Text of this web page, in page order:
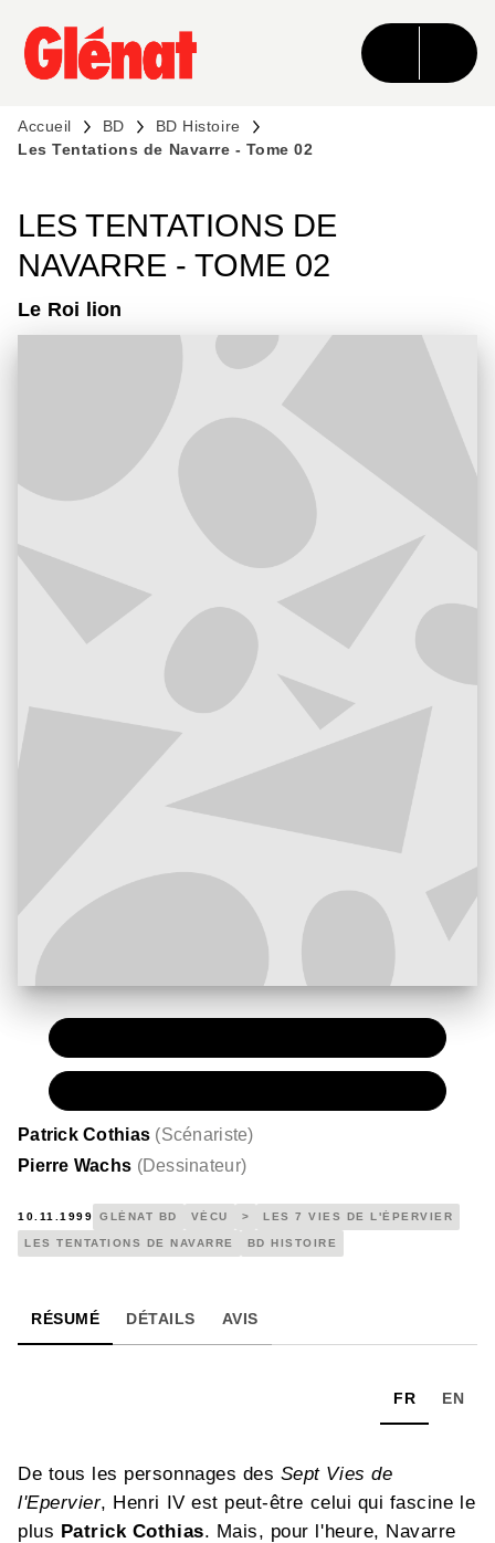
MENU RECHERCHE CONTENU
PIED DE PAGE
Accueil BD
BD Histoire
Les Tentations de Navarre - Tome 02
LES TENTATIONS DE
NAVARRE - TOME 02
Le Roi lion
Patrick Cothias (Scénariste)
Pierre Wachs (Dessinateur)
10.11.1999 GLÉNAT BD VÉCU > LES 7 VIES DE L'ÉPERVIER
LES TENTATIONS DE NAVARRE BD HISTOIRE
RÉSUMÉ DÉTAILS AVIS
FR EN
De tous les personnages des Sept Vies de
l'Epervier, Henri IV est peut-être celui qui fascine le
plus Patrick Cothias. Mais, pour l'heure, Navarre